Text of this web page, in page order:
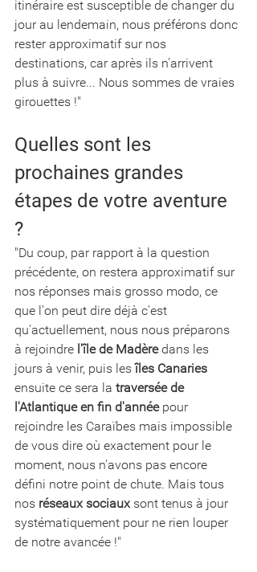
itinéraire est susceptible de changer du
jour au lendemain, nous préférons donc
rester approximatif sur nos
destinations, car après ils n'arrivent
plus à suivre... Nous sommes de vraies
girouettes !"
Quelles sont les
prochaines grandes
étapes de votre aventure
?
"Du coup, par rapport à la question
précédente, on restera approximatif sur
nos réponses mais grosso modo, ce
que l'on peut dire déjà c'est
qu'actuellement, nous nous préparons
à rejoindre l'île de Madère dans les
jours à venir, puis les îles Canaries
ensuite ce sera la traversée de
l'Atlantique en fin d'année pour
rejoindre les Caraïbes mais impossible
de vous dire où exactement pour le
moment, nous n'avons pas encore
défini notre point de chute. Mais tous
nos réseaux sociaux sont tenus à jour
systématiquement pour ne rien louper
de notre avancée !"